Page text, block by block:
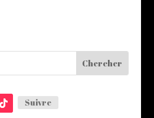
Suivre